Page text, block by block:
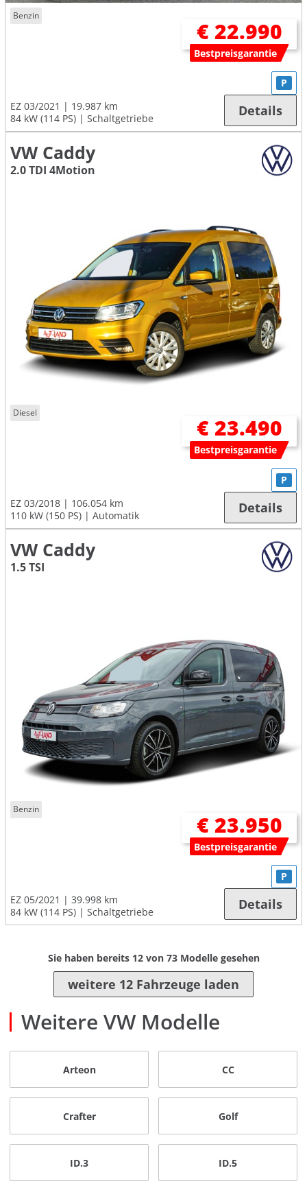
Benzin
€ 22.990
Bestpreisgarantie
EZ 03/2021
19.987 km
84 kW (114 PS)
Schaltgetriebe
P
Details
VW Caddy
2.0 TDI 4Motion
Diesel
€ 23.490
Bestpreisgarantie
EZ 03/2018
106.054 km
110 kW (150 PS)
Automatik
P
Details
VW Caddy
1.5 TSI
Benzin
€ 23.950
Bestpreisgarantie
EZ 05/2021
39.998 km
84 kW (114 PS)
Schaltgetriebe
P
Details
Sie haben bereits 12von 73Modelle gesehen
weitere 12 Fahrzeuge laden
Weitere VW Modelle
Arteon CC
Crafter Golf
ID.3 ID.5